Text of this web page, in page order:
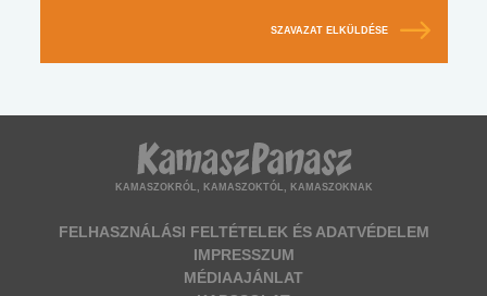
SZAVAZAT ELKÜLDÉSE
KAMASZOKRÓL, KAMASZOKTÓL, KAMASZOKNAK
FELHASZNÁLÁSI FELTÉTELEK ÉS ADATVÉDELEM
IMPRESSZUM
MÉDIAAJÁNLAT